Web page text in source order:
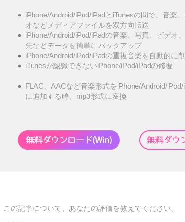
iPhone/Android/iPod/iPadとiTunesの間で、音楽
オなどメディアファイルを双方向転送
iPhone/Android/iPod/iPadの音楽、写真、ビデオ
先などデータを簡単にバックアップ
iPhone/Android/iPod/iPadの重複音楽を自動的に
iTunesが認識できないiPhone/iPod/iPadの修復
FLAC、AACなど音楽形式をiPhone/Android/iPod/
に追加する時、mp3形式に変換
この記事について、あなたの評価を教えてください。